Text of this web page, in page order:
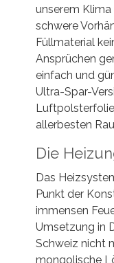
unserem
schwere
Füllmaterial
Ansprüchen
einfach und
Ultra-Spar-
allerbesten
Die
Das
Punkt der
immensen
Umsetzung in
Schweiz nicht
mongolische